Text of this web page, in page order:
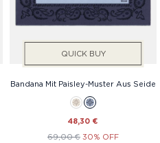
QUICK BUY
Bandana Mit Paisley-Muster Aus Seide
48,30 €
69,00 € 30% OFF